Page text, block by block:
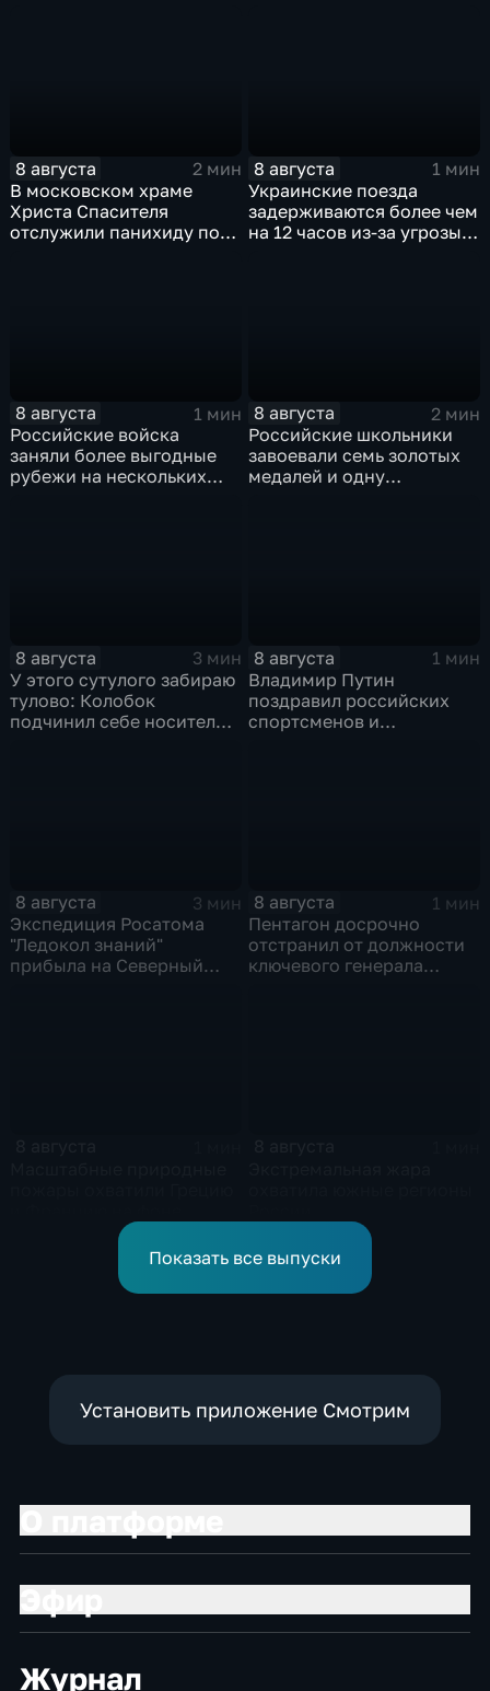
8 августа
2 мин
В московском храме
Христа Спасителя
отслужили панихиду по
8 августа
1 мин
Украинские поезда
задерживаются более чем
на 12 часов из-за угрозы
8 августа
1 мин
Российские войска
заняли более выгодные
рубежи на нескольких
8 августа
2 мин
Российские школьники
завоевали семь золотых
медалей и одну
8 августа
3 мин
У этого сутулого забираю
тулово: Колобок
подчинил себе носителя в
8 августа
1 мин
Владимир Путин
поздравил российских
спортсменов и
8 августа
3 мин
Экспедиция Росатома
"Ледокол знаний"
прибыла на Северный
8 августа
1 мин
Пентагон досрочно
отстранил от должности
ключевого генерала
европейской засухи
Показать все выпуски
Установить приложение Смотрим
Журнал